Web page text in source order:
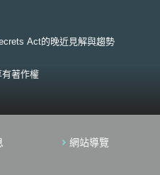
Pentaho首席技術官James Dixon
據的必要，讓來自全國各政府機關
資料的來源與真實性，並得以不同
再住院可能性的預測分析。
Act的晚近見解與趨勢
著作權
網站導覽